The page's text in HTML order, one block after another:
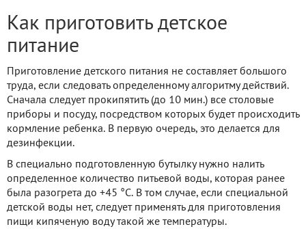
Как приготовить детское
питание
Приготовление детского питания не составляет большого
труда, если следовать определенному алгоритму действий.
Сначала следует прокипятить (до 10 мин.) все столовые
приборы и посуду, посредством которых будет происходить
кормление ребенка. В первую очередь, это делается для
дезинфекции.
В специально подготовленную бутылку нужно налить
определенное количество питьевой воды, которая ранее
была разогрета до +45 °С. В том случае, если специальной
детской воды нет, следует применять для приготовления
пищи кипяченую воду такой же температуры.